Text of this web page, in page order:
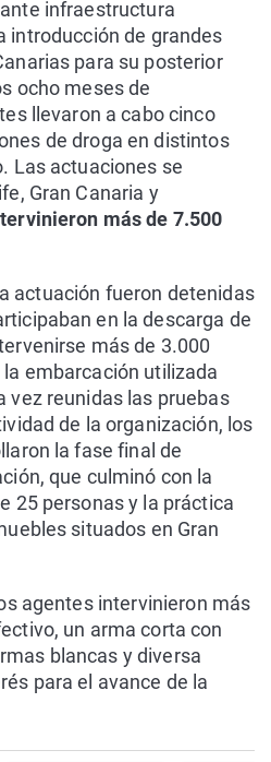
infraestructura
introducción de grandes
para su posterior
ocho meses de
llevaron a cabo cinco
de droga en distintos
Las actuaciones se
Gran Canaria y
más de 7.500
actuación fueron detenidas
en la descarga de
más de 3.000
embarcación utilizada
vez reunidas las pruebas
de la organización, los
la fase final de
que culminó con la
25 personas y la práctica
situados en Gran
agentes intervinieron más
un arma corta con
blancas y diversa
para el avance de la